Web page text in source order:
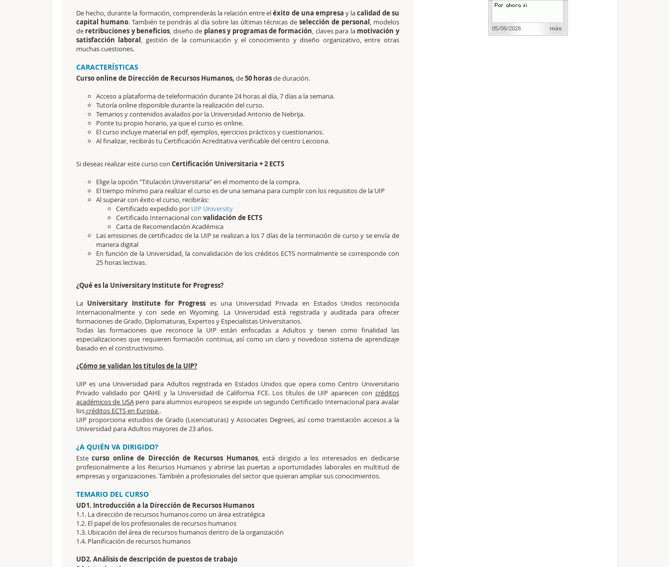
De hecho, durante la formación, comprenderás la relación entre eléxito de una empresa y lacalidad de su
capital humano. También te pondrás al día sobre las últimas técnicas de selección de personal, modelos
de retribuciones y beneficios, diseño de planes y programas de formación, claves para la motivación y
satisfacción laboral, gestión de la comunicación y el conocimiento y diseño organizativo, entre otras
muchas cuestiones.
CARACTERÍSTICAS
Curso online de Dirección de Recursos Humanos, de50 horasde duración.
Acceso a plataforma de teleformación durante 24 horas al día, 7 días a la semana.
Tutoría online disponible durante la realización del curso.
Temarios y contenidos avalados por la Universidad Antonio de Nebrija.
Ponte tu propio horario, ya que el curso es online.
El curso incluye material en pdf, ejemplos, ejercicios prácticos y cuestionarios.
Al finalizar, recibirás tu Certificación Acreditativa verificable del centro Lecciona.
Si deseas realizar este curso con Certificación Universitaria + 2 ECTS
Elige la opción "Titulación Universitaria" en el momento de la compra.
El tiempo mínimo para realizar el curso es de una semana para cumplir con los requisitos de la UIP
Al superar con éxito el curso, recibirás:
Certificado expedido por UIP University
Certificado Internacional con validación de ECTS
Carta de Recomendación Académica
Las emisiones de certificados de la UIP se realizan a los 7 días de la terminación de curso y se envía de
manera digital
En función de la Universidad, la convalidación de los créditos ECTS normalmente se corresponde con
25 horas lectivas.
¿Qué es la Universitary Institute for Progress?
La Universitary Institute for Progress es una Universidad Privada en Estados Unidos reconocida
Internacionalmente y con sede en Wyoming. La Universidad está registrada y auditada para ofrecer
formaciones de Grado, Diplomaturas, Expertos y Especialistas Universitarios.
Todas las formaciones que reconoce la UIP están enfocadas a Adultos y tienen como finalidad las
especializaciones que requieren formación continua, así como un claro y novedoso sistema de aprendizaje
basado en el constructivismo.
¿Cómo se validan los títulos de la UIP?
UIP es una Universidad para Adultos registrada en Estados Unidos que opera como Centro Universitario
Privado validado por QAHE y la Universidad de California FCE. Los títulos de UIP aparecen con créditos
académicos de USApero para alumnos europeos se expide un segundo Certificado Internacional para avalar
loscréditos ECTS en Europa .
UIP proporciona estudios de Grado (Licenciaturas) y Associates Degrees, así como tramitación accesos a la
Universidad para Adultos mayores de 23 años.
¿A QUIÉN VA DIRIGIDO?
Estecurso online de Dirección de Recursos Humanos, está dirigido a los interesados en dedicarse
profesionalmente a los Recursos Humanos y abrirse las puertas a oportunidades laborales en multitud de
empresas y organizaciones. También a profesionales del sector que quieran ampliar sus conocimientos.
TEMARIO DEL CURSO
UD1. Introducción a la Dirección de Recursos Humanos
1.1. La dirección de recursos humanos como un área estratégica
1.2. El papel de los profesionales de recursos humanos
1.3. Ubicación del área de recursos humanos dentro de la organización
1.4. Planificación de recursos humanos
UD2. Análisis de descripción de puestos de trabajo